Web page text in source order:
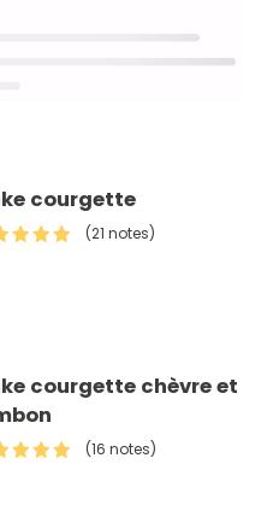
courgette
(21 notes)
courgette chèvre et
(16 notes)